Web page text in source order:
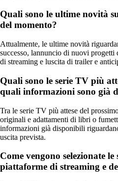
Quali sono le ultime novità
del momento?
Attualmente, le ultime novità
successo, lannuncio di nuovi
di streaming e luscita di trailer e
Quali sono le serie TV più
quali informazioni sono già
Tra le serie TV più attese del
originali e adattamenti di libri o
informazioni già disponibili
uscita prevista.
Come vengono selezionate
piattaforme di streaming e